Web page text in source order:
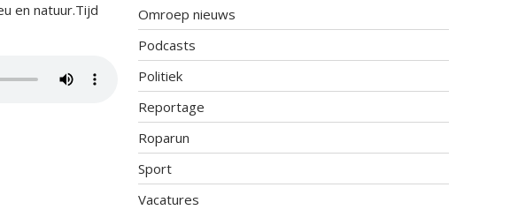
en natuur.Tijd
Omroep nieuws
Podcasts
Politiek
Reportage
Roparun
Sport
Vacatures